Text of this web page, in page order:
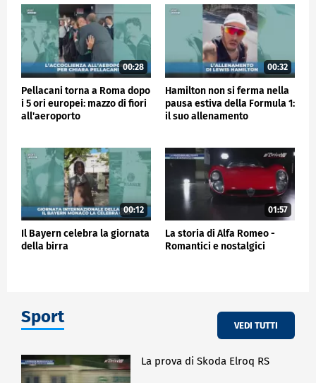
00:28
Pellacani torna a Roma dopo
i 5 ori europei: mazzo di fiori
all'aeroporto
00:32
Hamilton non si ferma nella
pausa estiva della Formula 1:
il suo allenamento
00:12
Il Bayern celebra la giornata
della birra
01:57
La storia di Alfa Romeo -
Romantici e nostalgici
Sport VEDI TUTTI
La prova di Skoda Elroq RS